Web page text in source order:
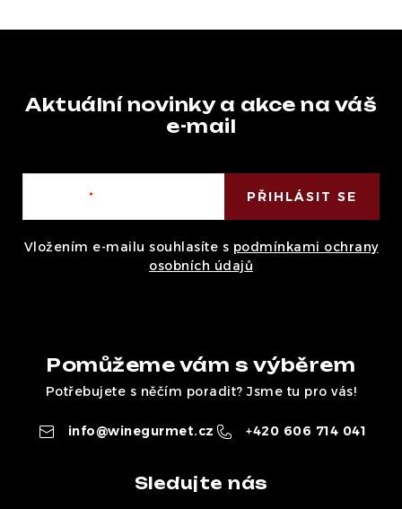
Pomůžeme vám s výběrem
Potřebujete s něčím poradit? Jsme tu pro vás!
info@winegurmet.cz +420 606 714 041
Aktuální novinky a akce na váš
e-mail
Vložením e-mailu souhlasíte s podmínkami ochrany
osobních údajů
PŘIHLÁSIT SE